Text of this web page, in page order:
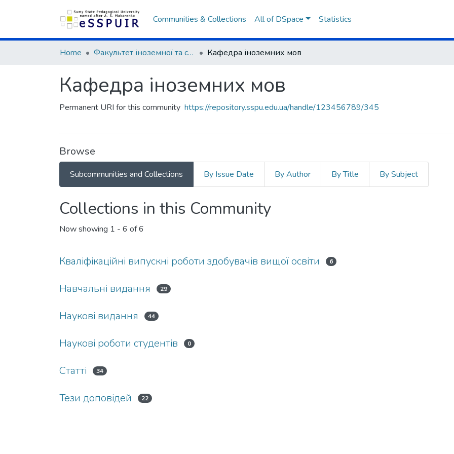
Communities & Collections All of DSpace Statistics
Home Факультет іноземної та слов’янської філології Кафедра іноземних мов
Кафедра іноземних мов
Permanent URI for this community https://repository.sspu.edu.ua/handle/123456789/345
Browse
Subcommunities and Collections By Issue Date By Author By Title By Subject
Collections in this Community
Now showing 1 - 6 of 6
Кваліфікаційні випускні роботи здобувачів вищої освіти 6
Навчальні видання 29
Наукові видання 44
Наукові роботи студентів 0
Статті 34
Тези доповідей 22